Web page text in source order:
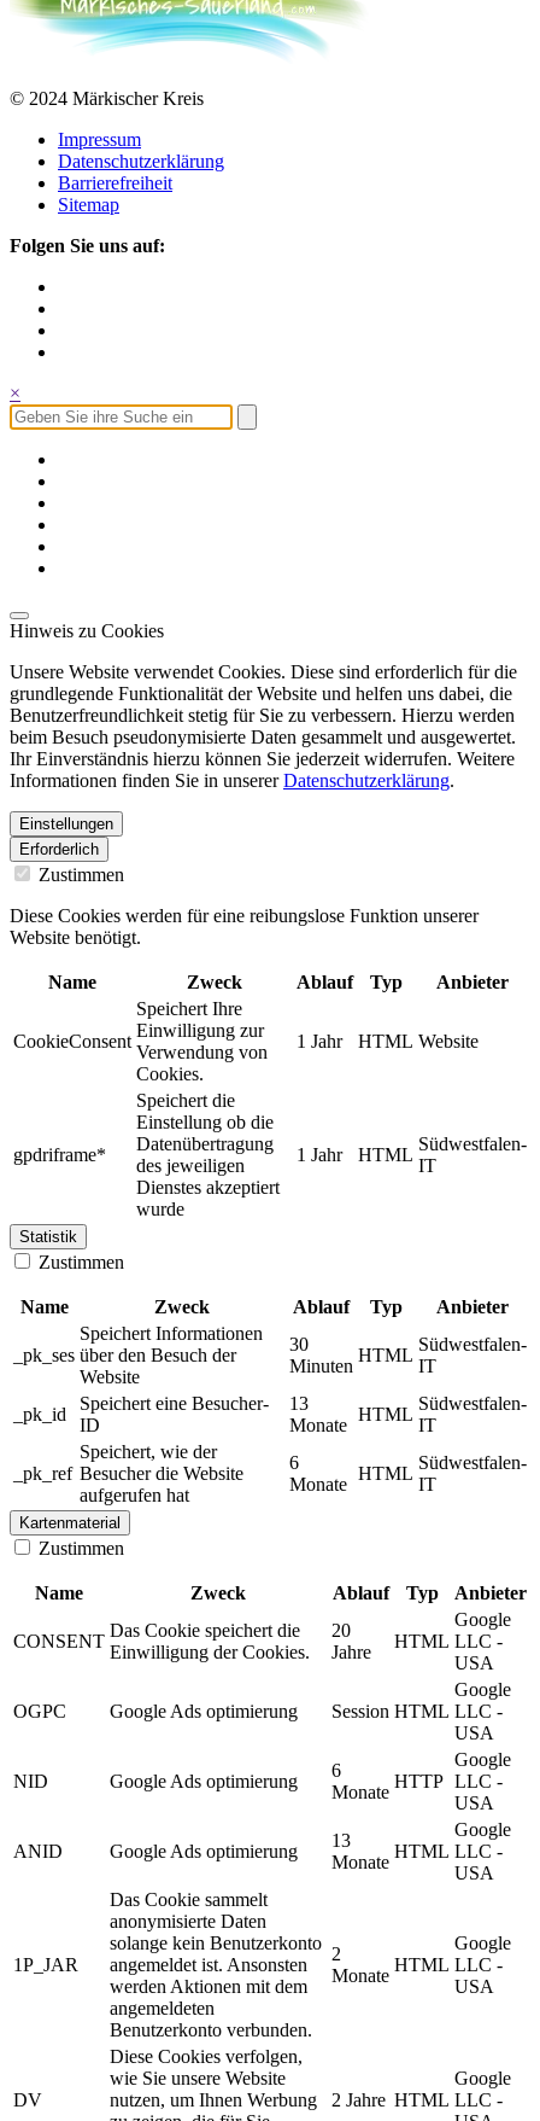
© 2024 Märkischer Kreis
Impressum
Datenschutzerklärung
Barrierefreiheit
Sitemap
Folgen Sie uns auf:
×
Hinweis zu Cookies
Unsere Website verwendet Cookies. Diese sind erforderlich für die
grundlegende Funktionalität der Website und helfen uns dabei, die
Benutzerfreundlichkeit stetig für Sie zu verbessern. Hierzu werden
beim Besuch pseudonymisierte Daten gesammelt und ausgewertet.
Ihr Einverständnis hierzu können Sie jederzeit widerrufen. Weitere
Informationen finden Sie in unsererDatenschutzerklärung.
Einstellungen
Erforderlich
Zustimmen
Diese Cookies werden für eine reibungslose Funktion unserer
Website benötigt.
Name Zweck Ablauf Typ Anbieter
CookieConsent
Speichert Ihre
Einwilligung zur
Verwendung von
Cookies.
1 Jahr HTML Website
gpdriframe*
Speichert die
Einstellung ob die
Datenübertragung
des jeweiligen
Dienstes akzeptiert
wurde
1 Jahr HTML
Südwestfalen-
IT
Statistik
Zustimmen
Name Zweck Ablauf Typ Anbieter
_pk_ses
Speichert Informationen
über den Besuch der
Website
30
Minuten
HTML
Südwestfalen-
IT
_pk_id
Speichert eine Besucher-
ID
13
Monate
HTML
Südwestfalen-
IT
_pk_ref
Speichert, wie der
Besucher die Website
aufgerufen hat
6
Monate
HTML
Südwestfalen-
IT
Kartenmaterial
Zustimmen
Name Zweck Ablauf Typ Anbieter
CONSENT
Das Cookie speichert die
Einwilligung der Cookies.
20
Jahre
HTML
Google
LLC -
USA
OGPC Google Ads optimierung Session HTML
Google
LLC -
USA
NID Google Ads optimierung
6
Monate
HTTP
Google
LLC -
USA
ANID Google Ads optimierung
13
Monate
HTML
Google
LLC -
USA
1P_JAR
Das Cookie sammelt
anonymisierte Daten
solange kein Benutzerkonto
angemeldet ist. Ansonsten
werden Aktionen mit dem
angemeldeten
Benutzerkonto verbunden.
2
Monate
HTML
Google
LLC -
USA
DV
Diese Cookies verfolgen,
wie Sie unsere Website
nutzen, um Ihnen Werbung
2 Jahre HTML
Google
LLC -